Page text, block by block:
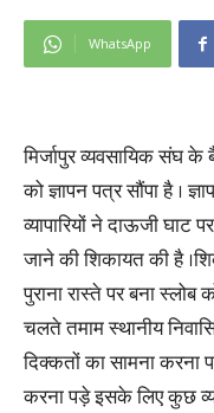
WhatsApp
मिर्जापुर व्यवसायिक संघ के
को ज्ञापन पत्र सौंपा है ।
व्यापारियों ने दाऊजी घाट
जाने की शिकायत की है
पुराना रास्ते पर बना
चलते तमाम स्थानीय
दिक्कतों का सामना करना
करना पड़े इसके लिए कुछ